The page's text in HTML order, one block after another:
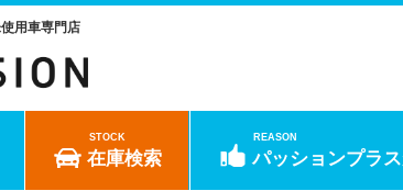
用車専門店
STOCK
在庫検索
REASON
パッションプラ